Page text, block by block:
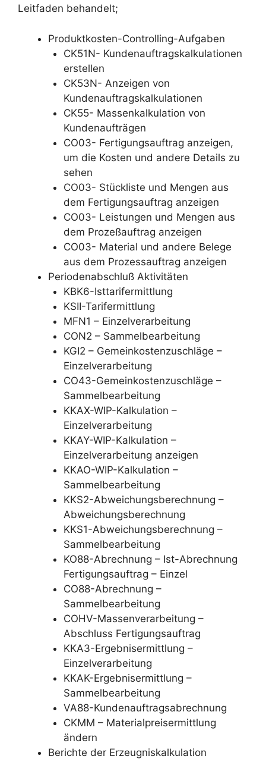
Leitfaden behandelt;
Produktkosten-Controlling-Aufgaben
CK51N- Kundenauftragskalkulationen
erstellen
CK53N- Anzeigen von
Kundenauftragskalkulationen
CK55- Massenkalkulation von
Kundenaufträgen
CO03- Fertigungsauftrag anzeigen,
um die Kosten und andere Details zu
sehen
CO03- Stückliste und Mengen aus
dem Fertigungsauftrag anzeigen
CO03- Leistungen und Mengen aus
dem Prozeßauftrag anzeigen
CO03- Material und andere Belege
aus dem Prozessauftrag anzeigen
Periodenabschluß Aktivitäten
KBK6-Isttarifermittlung
KSII-Tarifermittlung
MFN1 – Einzelverarbeitung
CON2 – Sammelbearbeitung
KGI2 – Gemeinkostenzuschläge –
Einzelverarbeitung
CO43-Gemeinkostenzuschläge –
Sammelbearbeitung
KKAX-WIP-Kalkulation –
Einzelverarbeitung
KKAY-WIP-Kalkulation –
Einzelverarbeitung anzeigen
KKAO-WIP-Kalkulation –
Sammelbearbeitung
KKS2-Abweichungsberechnung –
Abweichungsberechnung
KKS1-Abweichungsberechnung –
Sammelbearbeitung
KO88-Abrechnung – Ist-Abrechnung
Fertigungsauftrag – Einzel
CO88-Abrechnung –
Sammelbearbeitung
COHV-Massenverarbeitung –
Abschluss Fertigungsauftrag
KKA3-Ergebnisermittlung –
Einzelverarbeitung
KKAK-Ergebnisermittlung –
Sammelbearbeitung
VA88-Kundenauftragsabrechnung
CKMM – Materialpreisermittlung
ändern
Berichte der Erzeugniskalkulation